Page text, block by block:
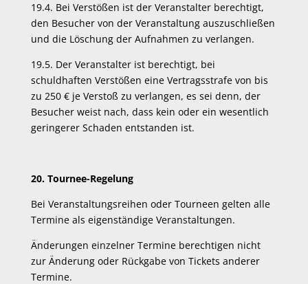
19.4. Bei Verstößen ist der Veranstalter berechtigt,
den Besucher von der Veranstaltung auszuschließen
und die Löschung der Aufnahmen zu verlangen.
19.5. Der Veranstalter ist berechtigt, bei
schuldhaften Verstößen eine Vertragsstrafe von bis
zu 250 € je Verstoß zu verlangen, es sei denn, der
Besucher weist nach, dass kein oder ein wesentlich
geringerer Schaden entstanden ist.
20. Tournee-Regelung
Bei Veranstaltungsreihen oder Tourneen gelten alle
Termine als eigenständige Veranstaltungen.
Änderungen einzelner Termine berechtigen nicht
zur Änderung oder Rückgabe von Tickets anderer
Termine.